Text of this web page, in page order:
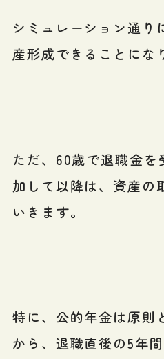
シミュレーション通り
産形成できることにな
ただ、60歳で退職金
加して以降は、資産の
いきます。
特に、公的年金は原則
から、退職直後の5年